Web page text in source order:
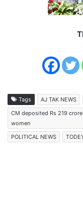
Tags AJ TAK NEWS
CM deposited Rs 219
women
POLITICAL NEWS